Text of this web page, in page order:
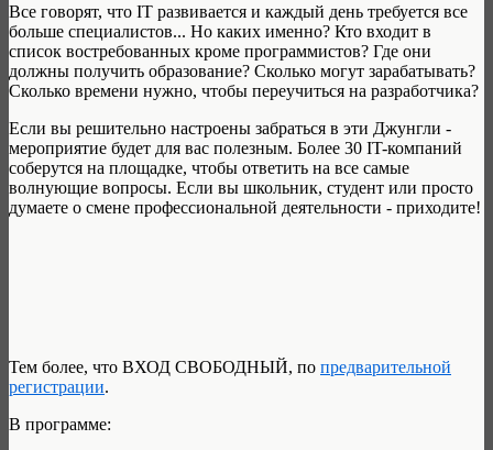
Все говорят, что IT развивается и каждый день требуется все
больше специалистов... Но каких именно? Кто входит в
список востребованных кроме программистов? Где они
должны получить образование? Сколько могут зарабатывать?
Сколько времени нужно, чтобы переучиться на разработчика?
Если вы решительно настроены забраться в эти Джунгли -
мероприятие будет для вас полезным. Более 30 IT-компаний
соберутся на площадке, чтобы ответить на все самые
волнующие вопросы. Если вы школьник, студент или просто
думаете о смене профессиональной деятельности - приходите!
Тем более, что ВХОД СВОБОДНЫЙ, по предварительной
регистрации.
В программе: